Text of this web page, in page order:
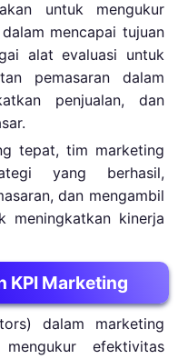
untuk mengukur
mencapai tujuan
alat evaluasi untuk
pemasaran dalam
penjualan, dan
tepat, tim marketing
yang berhasil,
dan mengambil
meningkatkan kinerja
KPI Marketing
dalam marketing
efektivitas